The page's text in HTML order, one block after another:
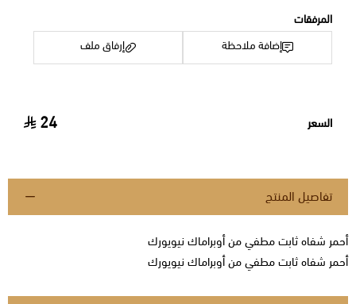
المرفقات
إضافة ملاحظة
إرفاق ملف
السعر 24
تفاصيل المنتج
أحمر شفاه ثابت مطفي من أوبراماك نيويورك
أحمر شفاه ثابت مطفي من أوبراماك نيويورك